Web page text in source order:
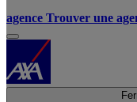
agence Trouver une